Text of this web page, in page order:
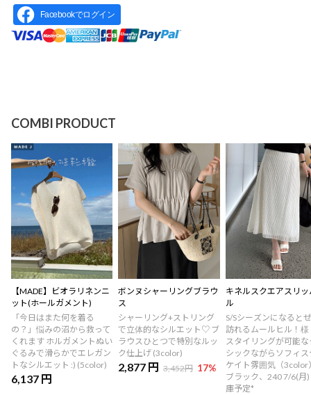
Facebookでログイン
COMBI PRODUCT
【MADE】ビオラリネンニ
ット(ホールガメント)
「今日はまた何を着る
の？」悩みの沼から救って
くれます ホルガメントぬい
ぐるみで滑らかでエレガン
トなシルエット :) (5color)
6,137 円
ボンヌシャーリングブラウ
ス
シャーリング+ストリング
で立体的なシルエット♡ ブ
ラウスひとつで特別なルッ
ク仕上げ (3color)
2,877 円 3,452円 17%
キネルスクエアスリッ
ル
S/Sシーズンになると
訪れるムールヒル！様
スタイリングが可能な
シックながらソフィス
ケイト雰囲気（3color
ブラック、240 7/6(月)
庫予定*